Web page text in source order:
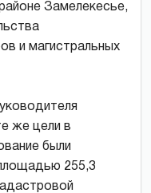
Замелекесье,
и магистральных
же цели в
были
255,3